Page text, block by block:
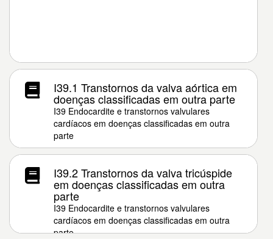
I39.1 Transtornos da valva aórtica em
doenças classificadas em outra parte
I39 Endocardite e transtornos valvulares
cardíacos em doenças classificadas em outra
parte
I39.2 Transtornos da valva tricúspide
em doenças classificadas em outra
parte
I39 Endocardite e transtornos valvulares
cardíacos em doenças classificadas em outra
parte